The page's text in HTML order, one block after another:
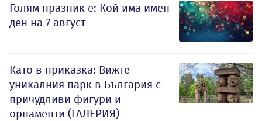
Голям празник е: Кой има имен
ден на 7 август
Като в приказка: Вижте
уникалния парк в България с
причудливи фигури и
орнаменти (ГАЛЕРИЯ)